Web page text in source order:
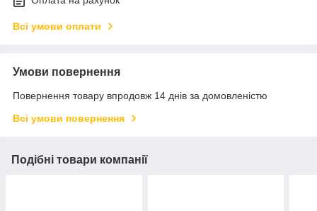
Всі умови оплати
Умови повернення
Повернення товару впродовж 14 днів за домовленістю
Всі умови повернення
Подібні товари компанії